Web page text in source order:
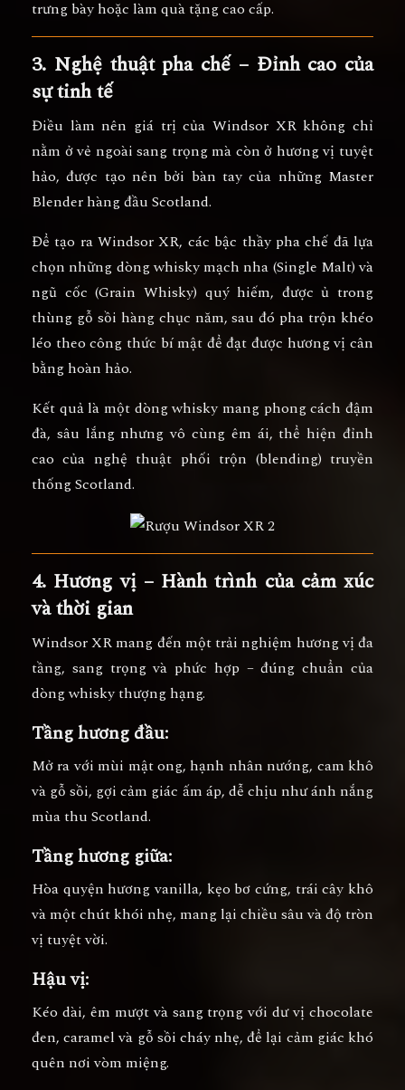
trưng bày hoặc làm quà tặng cao cấp.
3. Nghệ thuật pha chế – Đỉnh cao của
sự tinh tế
Điều làm nên giá trị của Windsor XR không chỉ
nằm ở vẻ ngoài sang trọng mà còn ở hương vị tuyệt
hảo, được tạo nên bởi bàn tay của những Master
Blender hàng đầu Scotland.
Để tạo ra Windsor XR, các bậc thầy pha chế đã lựa
chọnnhững dòng whisky mạch nha (Single Malt)và
ngũ cốc (Grain Whisky) quý hiếm, được ủ trong
thùng gỗ sồi hàng chục năm, sau đó pha trộn khéo
léo theo công thức bí mật để đạt được hương vị cân
bằng hoàn hảo.
Kết quả là một dòng whisky mang phong cách đậm
đà, sâu lắng nhưng vô cùng êm ái, thể hiện đỉnh
cao của nghệ thuật phối trộn (blending) truyền
thống Scotland.
4. Hương vị – Hành trình của cảm xúc
và thời gian
Windsor XRmang đến một trải nghiệm hương vịđa
tầng, sang trọng và phức hợp – đúng chuẩn của
dòng whisky thượng hạng.
Tầng hương đầu:
Mở ra vớimùi mật ong, hạnh nhân nướng, cam khô
và gỗ sồi, gợi cảm giác ấm áp, dễ chịu như ánh nắng
mùa thu Scotland.
Tầng hương giữa:
Hòa quyện hươngvanilla, kẹo bơ cứng, trái cây khô
và một chút khói nhẹ, mang lại chiều sâu và độ tròn
vị tuyệt vời.
Hậu vị:
Kéo dài, êm mượt và sang trọng vớidư vị chocolate
đen, caramel và gỗ sồi cháy nhẹ, để lại cảm giác khó
quên nơi vòm miệng.